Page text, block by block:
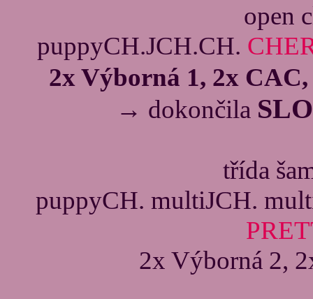
open
puppyCH.JCH.CH.
2x Výborná 1, 2x
→ dokončila
třída
puppyCH. multiJCH.
2x Výborná 2,